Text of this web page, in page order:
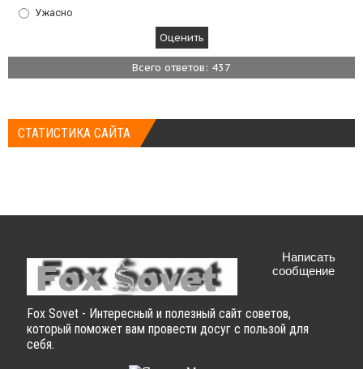
Ужасно
Всего ответов: 437
СТАТИСТИКА САЙТА
Fox Sovet - Интересный и полезный сайт советов,
который поможет вам провести досуг с пользой для
себя.
Написать
сообщение